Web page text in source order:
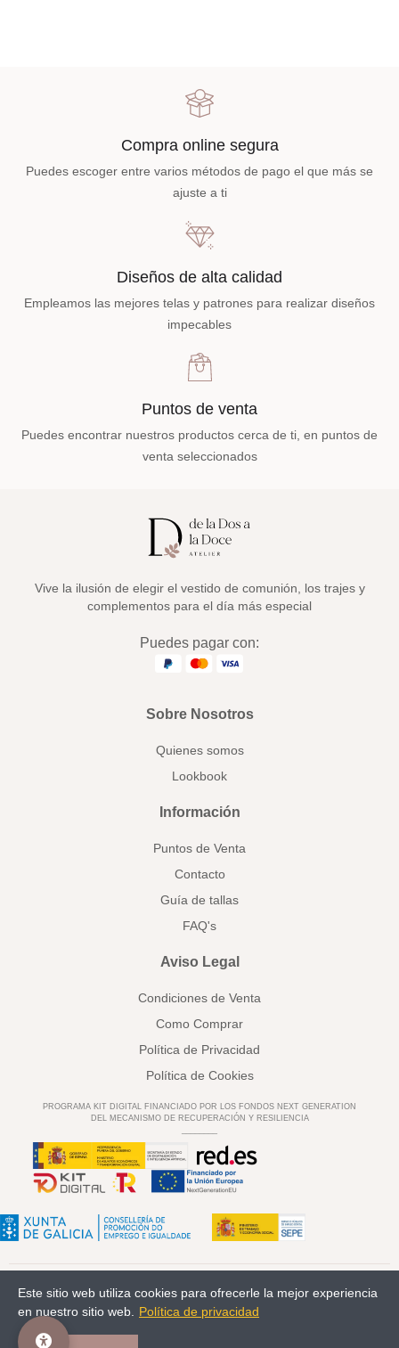
Compra online segura
Puedes escoger entre varios métodos de pago el que más se
ajuste a ti
Diseños de alta calidad
Empleamos las mejores telas y patrones para realizar diseños
impecables
Puntos de venta
Puedes encontrar nuestros productos cerca de ti, en puntos de
venta seleccionados
Vive la ilusión de elegir el vestido de comunión, los trajes y
complementos para el día más especial
Puedes pagar con:
Sobre Nosotros
Quienes somos
Lookbook
Información
Puntos de Venta
Contacto
Guía de tallas
FAQ's
Aviso Legal
Condiciones de Venta
Como Comprar
Política de Privacidad
Política de Cookies
PROGRAMA KIT DIGITAL FINANCIADO POR LOS FONDOS NEXT GENERATION
DEL MECANISMO DE RECUPERACIÓN Y RESILIENCIA
© 2023 deladosaladoce Todos los derechos reservados
Comunión Kids/Arras Facebook Pinterest
Este sitio web utiliza cookies para ofrecerle la mejor experiencia
en nuestro sitio web.
Política de privacidad